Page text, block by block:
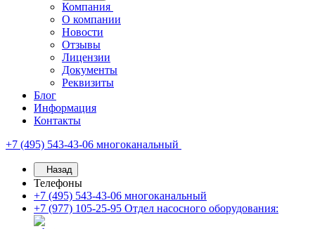
Компания
О компании
Новости
Отзывы
Лицензии
Документы
Реквизиты
Блог
Информация
Контакты
+7 (495) 543-43-06 многоканальный
Назад
Телефоны
+7 (495) 543-43-06 многоканальный
+7 (977) 105-25-95 Отдел насосного оборудования: